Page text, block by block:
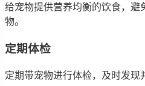
给宠物提供营养均衡的饮食，避
物。
定期体检
定期带宠物进行体检，及时发现